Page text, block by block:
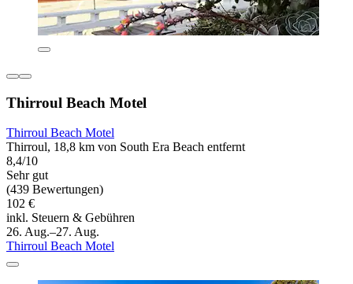
Thirroul Beach Motel
Thirroul Beach Motel
Thirroul, 18,8 km von South Era Beach entfernt
8,4/10
Sehr gut
(439 Bewertungen)
102 €
inkl. Steuern & Gebühren
26. Aug.–27. Aug.
Thirroul Beach Motel